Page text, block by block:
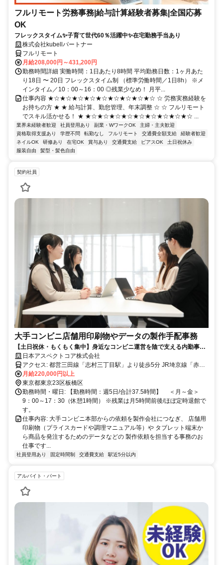
フルリモート労務事務|給与計算経験者募集|全国応募
OK
フレックスタイム✨子育て世代60％活躍中✨在宅勤務手当あり
株式会社kubellパートナー
フルリモート
月給208,000円～431,200円
勤務時間詳細 実働時間：1日あたり8時間 平均勤務日数：1ヶ月あた
り18日 〜 20日 フレックスタイム制 （標準労働時間／1日8h） ※メ
インタイム／10：00～16：00 ◎残業少なめ！ 月平...
仕事内容 ★☆★☆★☆★☆★☆★☆★☆★☆★☆ ☆ 労務実務経験を
お持ちの方 ★ ★ 給与計算、勤怠管理、年末調整 ☆ ☆ フルリモート
でスキル活かせる！ ★ ★☆★☆★☆★☆★☆★☆★☆★☆★☆ ...
業界未経験者歓迎 社員登用あり 副業・WワークOK
主婦・主夫歓迎
資格取得支援あり
学歴不問 転勤なし フルリモート 交通費全額支給
経験者歓迎
ネイルOK
研修あり 在宅OK 賞与あり 交通費支給 ピアスOK
土日祝休み
服装自由
髪型・髪色自由
契約社員
大手コンビニ店舗用印刷物やデータの製作手配事務
【土日祝休・もくもく集中】身近なコンビニ運営を陰で支える内勤事
務！成果が見える楽しさ◎駅チカ3分
日本アスペクトコア株式会社
アクセス: 都営三田線「志村三丁目駅」より徒歩5分 JR埼京線「赤羽
駅」より路線バス乗車、「志村三丁目駅」バス停より徒歩3分 ※自転
車通勤可 ※車両（自動車・バイク）通勤は不可
月給220,000円以上
東京都東京23区板橋区
勤務時間・曜日: 【勤務時間：週5日/合計37.5時間】 ＜月～金＞
9：00～17：30（休憩1時間） ※残業は月5時間前後/ほぼ定時退館で
す。
仕事内容: 大手コンビニ本部からの依頼を製作会社につなぎ、 店舗用
印刷物（プライスカードや調理マニュアル等）や タブレット端末か
ら商品を発注するためのデータなどの 製作依頼を担当する事務のお
仕事です...
社員登用あり 固定時間制 交通費支給 駅近5分以内
アルバイト・パート